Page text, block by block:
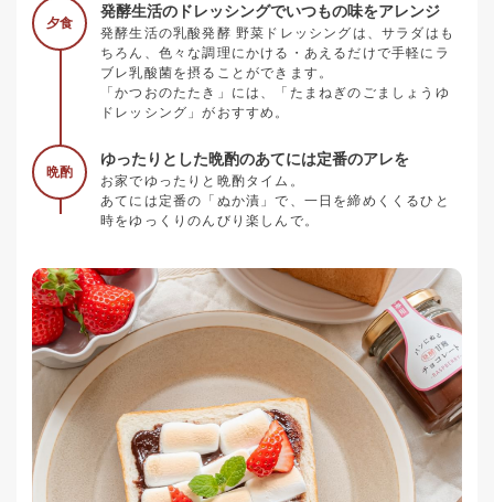
夕食
発酵生活のドレッシングでいつもの味をアレンジ
発酵生活の乳酸発酵 野菜ドレッシングは、サラダはも
ちろん、色々な調理にかける・あえるだけで手軽にラ
ブレ乳酸菌を摂ることができます。
「かつおのたたき」には、「たまねぎのごましょうゆ
ドレッシング」がおすすめ。
晩酌
ゆったりとした晩酌のあてには定番のアレを
お家でゆったりと晩酌タイム。
あてには定番の「ぬか漬」で、一日を締めくくるひと
時をゆっくりのんびり楽しんで。